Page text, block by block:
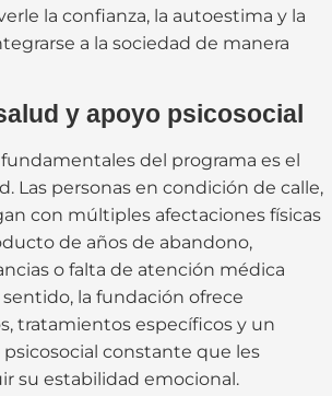
la confianza, la autoestima y la
a la sociedad de manera
y apoyo psicosocial
del programa es el
Las personas en condición de calle,
con múltiples afectaciones físicas
de años de abandono,
o falta de atención médica
la fundación ofrece
tratamientos específicos y un
constante que les
su estabilidad emocional.